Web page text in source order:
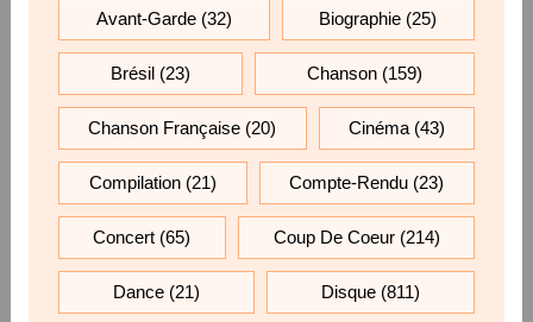
Avant-Garde(32) Biographie (25)
Brésil (23) Chanson (159)
Chanson Française (20) Cinéma(43)
Compilation(21) Compte-Rendu (23)
Concert (65) Coup De Coeur(214)
Dance(21) Disque (811)